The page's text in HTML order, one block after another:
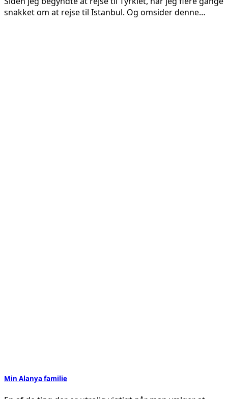
snakket om at rejse til Istanbul. Og omsider denne…
Min Alanya familie